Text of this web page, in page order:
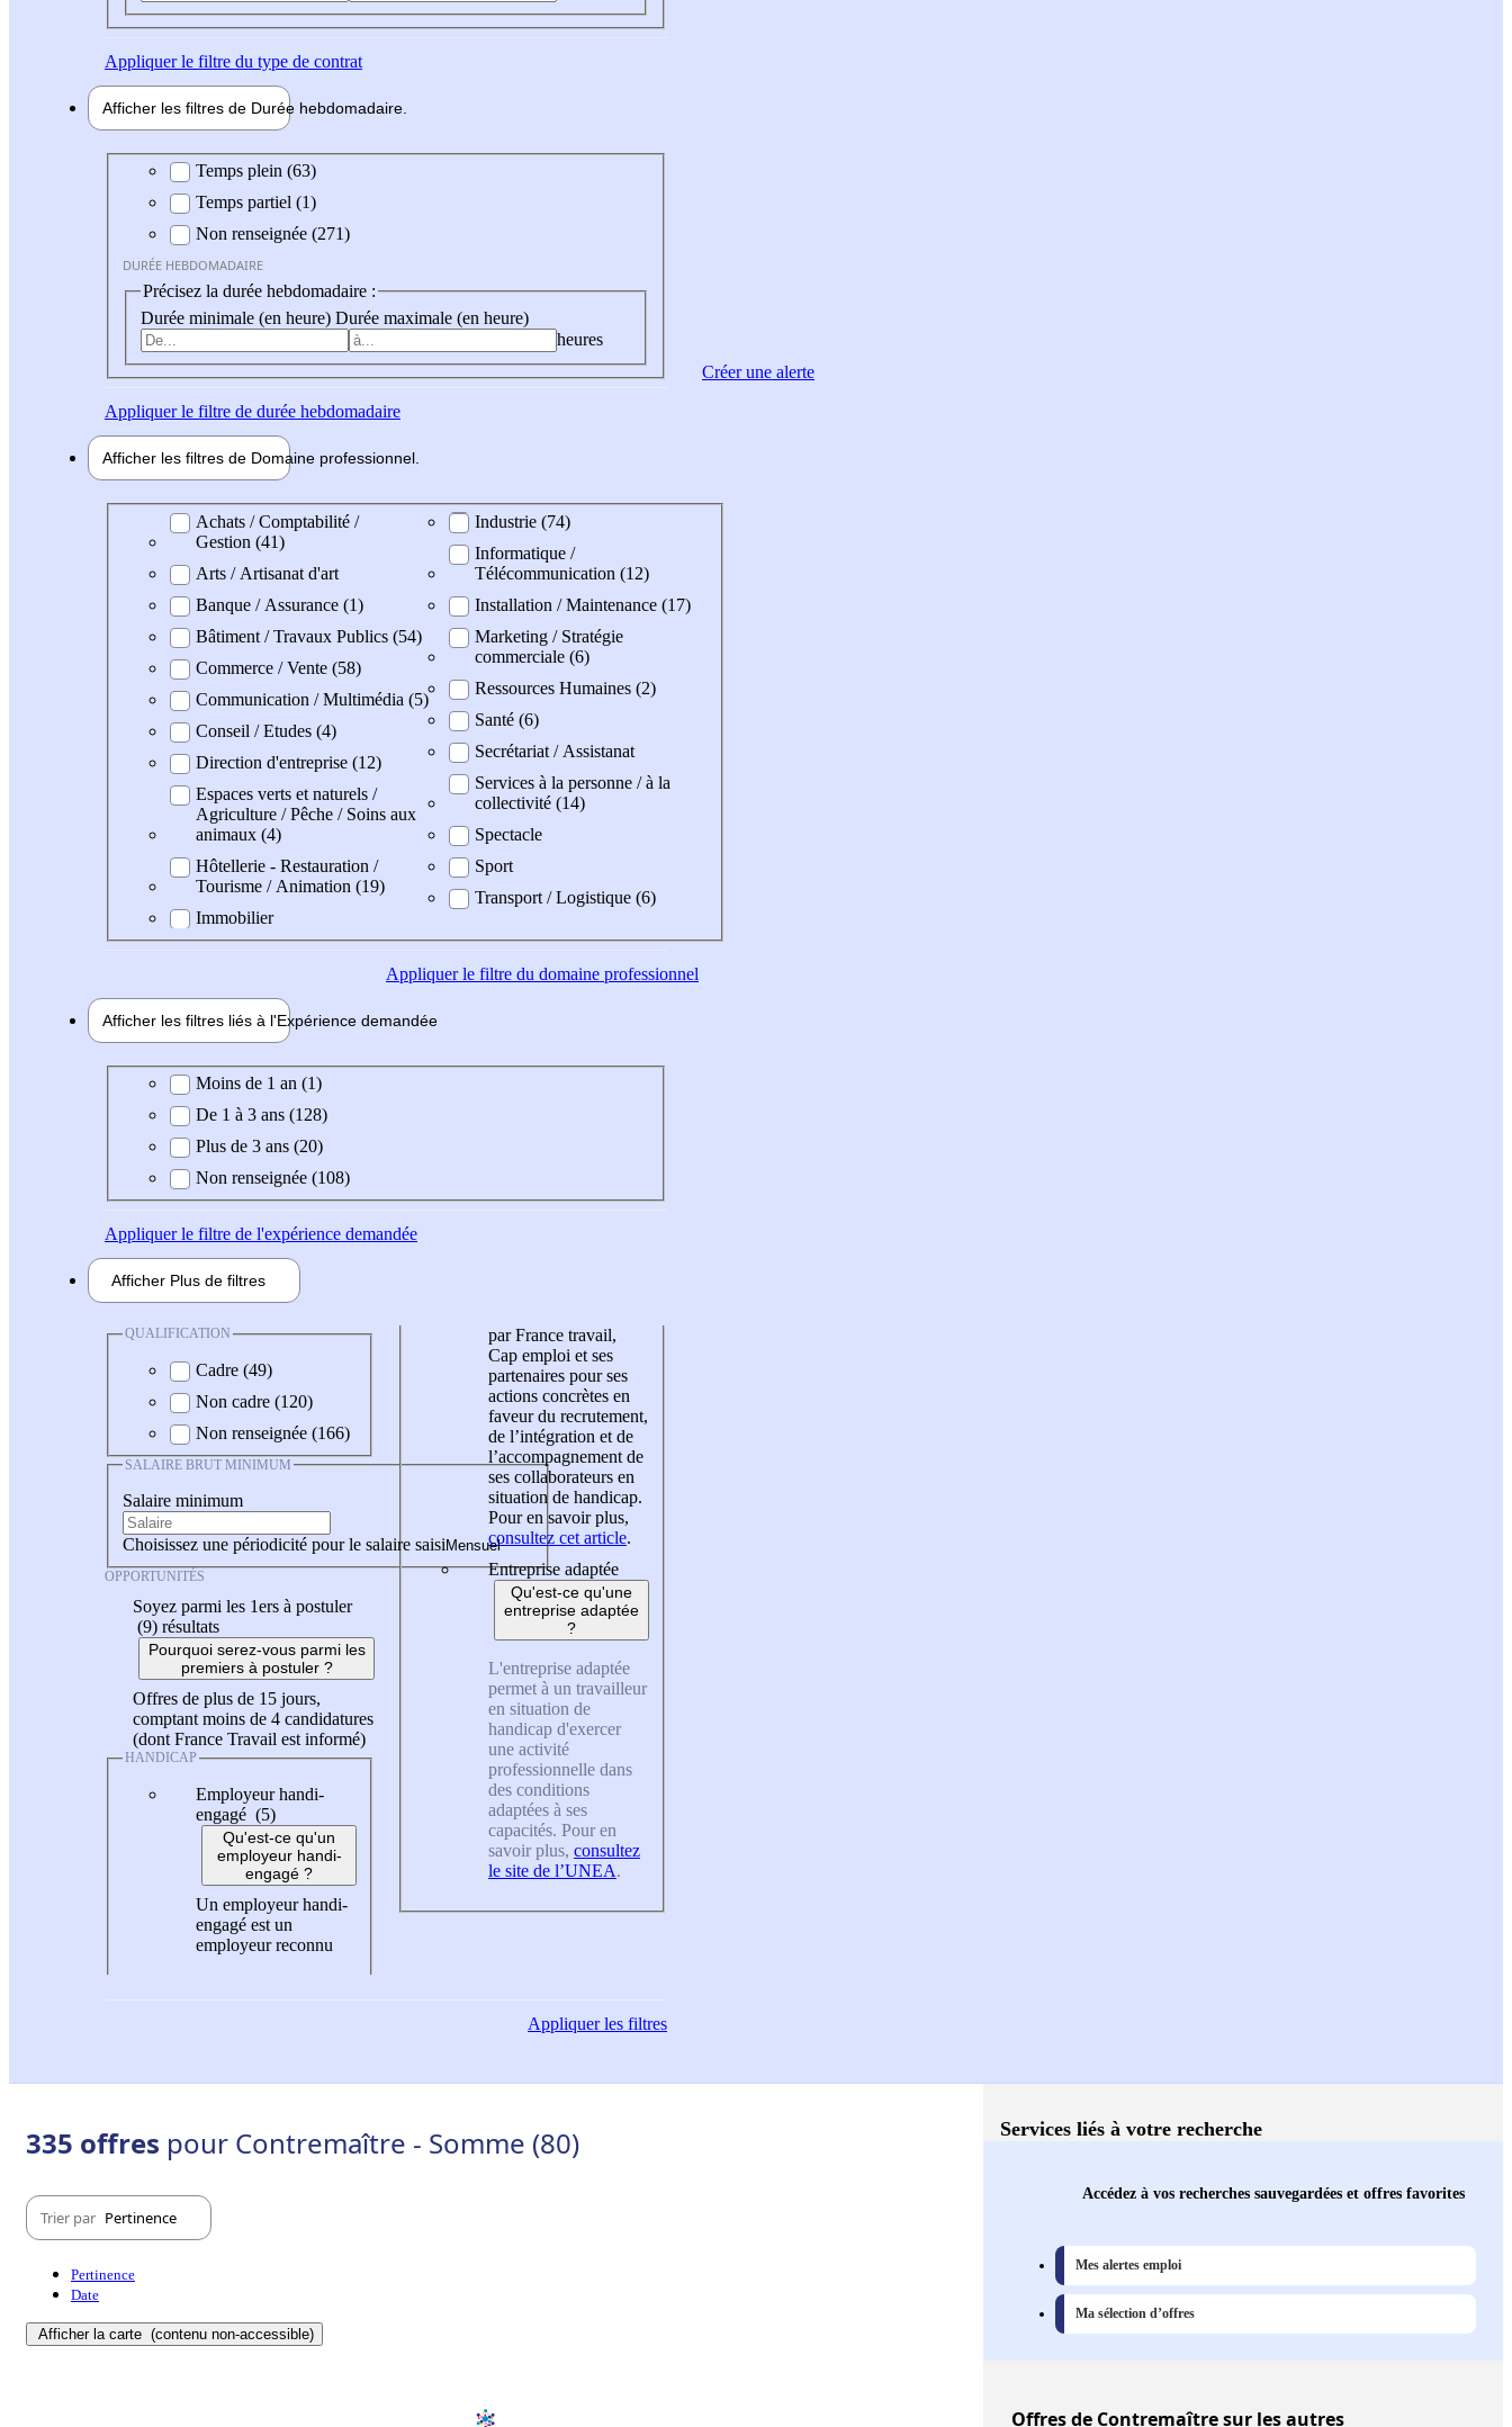
Appliquerle filtre du type de contrat
Afficher les filtres de Durée hebdomadaire
Durée hebdomadaire
Temps plein (63)
Temps partiel (1)
Non renseignée (271)
DURÉE HEBDOMADAIRE
Précisez la durée hebdomadaire :
Durée minimale (en heure) Durée maximale (en heure)
heures
Appliquerle filtre de durée hebdomadaire
Afficher les filtres de Domaine professionnel
Domaine professionel
Achats / Comptabilité /
Gestion (41)
Arts / Artisanat d'art
Banque / Assurance (1)
Bâtiment / Travaux Publics (54)
Commerce / Vente (58)
Communication / Multimédia (5)
Conseil / Etudes (4)
Direction d'entreprise (12)
Espaces verts et naturels /
Agriculture / Pêche / Soins aux
animaux (4)
Hôtellerie - Restauration /
Tourisme / Animation (19)
Immobilier
Industrie (74)
Informatique /
Télécommunication (12)
Installation / Maintenance (17)
Marketing / Stratégie
commerciale (6)
Ressources Humaines (2)
Santé (6)
Secrétariat / Assistanat
Services à la personne / à la
collectivité (14)
Spectacle
Sport
Transport / Logistique (6)
Appliquerle filtre du domaine professionnel
Afficher les filtres liés à l'Expérience demandée
Expérience demandée
Moins de 1 an (1)
De 1 à 3 ans (128)
Plus de 3 ans (20)
Non renseignée (108)
Appliquerle filtre de l'expérience demandée
Afficher Plus de filtres
QUALIFICATION
Cadre (49)
Non cadre (120)
Non renseignée (166)
SALAIRE BRUT MINIMUM
Salaire minimum
Choisissez une périodicité pour le salaire saisi
OPPORTUNITÉS
Soyez parmi les 1ers à postuler
(9) résultats
Pourquoi serez-vous parmi les
premiers à postuler ?
Offres de plus de 15 jours,
comptant moins de 4 candidatures
(dont France Travail est informé)
HANDICAP
Employeur handi-
engagé (5)
Qu'est-ce qu'un
employeur handi-
engagé ?
Un employeur handi-
engagé est un
employeur reconnu
par France travail,
Cap emploi et ses
partenaires pour ses
actions concrètes en
faveur du recrutement,
de l’intégration et de
l’accompagnement de
ses collaborateurs en
situation de handicap.
Pour en savoir plus,
consultez cet article.
Entreprise adaptée
Qu'est-ce qu'une
entreprise adaptée
?
L'entreprise adaptée
permet à un travailleur
en situation de
handicap d'exercer
une activité
professionnelle dans
des conditions
adaptées à ses
capacités. Pour en
savoir plus, consultez
le site de l’UNEA.
Appliquerles filtres
Créer une alerte
335 offres pour Contremaître - Somme (80)
Trier par Pertinence
Pertinence
Date
Afficher la carte (contenu non-accessible)
Services liés à votre recherche
Accédez à vos recherches sauvegardées et offres favorites
Mes alertes emploi
Ma sélection d’offres
Offresde Contremaître sur les autres